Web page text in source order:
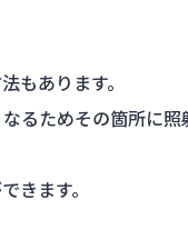
もあります。
るためその箇所に照
きます。